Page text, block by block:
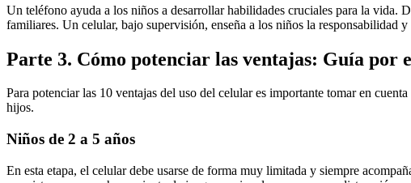
Un teléfono ayuda a los niños a desarrollar habilidades cruciales para la vida.
familiares. Un celular, bajo supervisión, enseña a los niños la responsabilidad y
Parte 3. Cómo potenciar las ventajas: Guía por
Para potenciar las 10 ventajas del uso del celular es importante tomar en
hijos.
Niños de 2 a 5 años
En esta etapa, el celular debe usarse de forma muy limitada y siempre